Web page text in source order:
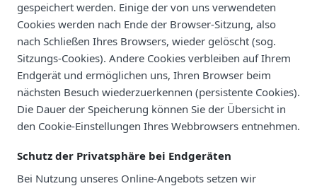
gespeichert werden. Einige der von uns verwendeten
Cookies werden nach Ende der Browser-Sitzung, also
nach Schließen Ihres Browsers, wieder gelöscht (sog.
Sitzungs-Cookies). Andere Cookies verbleiben auf Ihrem
Endgerät und ermöglichen uns, Ihren Browser beim
nächsten Besuch wiederzuerkennen (persistente Cookies).
Die Dauer der Speicherung können Sie der Übersicht in
den Cookie-Einstellungen Ihres Webbrowsers entnehmen.
Schutz der Privatsphäre bei Endgeräten
Bei Nutzung unseres Online-Angebots setzen wir